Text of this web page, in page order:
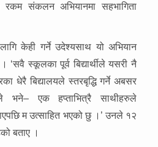
रकम संकलन अभियानमा सहभागिता
केही गर्ने उदेश्यसाथ यो अभियान
‘सवै स्कूलका पूर्व बिद्यार्थीले यसरी नै
धेरै बिद्यालयले स्तरबृद्धि गर्ने अबसर
भने– एक हप्ताभित्रै साथीहरुले
म उत्साहित भएको छु ।’ उनले १२
बताए ।